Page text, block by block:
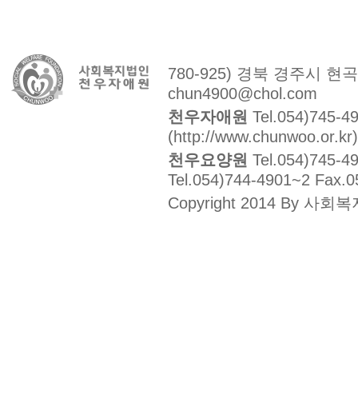
780-925) 경북 경주시 현
chun4900@chol.com
천우자애원 Tel.054)745-
(http://www.chunwoo.or.kr)
천우요양원 Tel.054)745-
Tel.054)744-4901~2
Copyright 2014 By 사회